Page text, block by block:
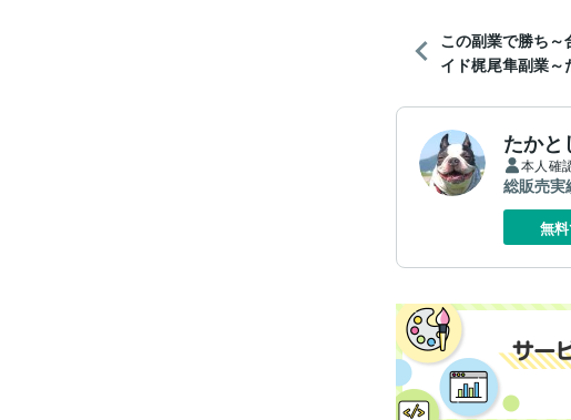
この副業で勝ち～
イド梶尾隼副業～
たかと
本人確
総販売実
無